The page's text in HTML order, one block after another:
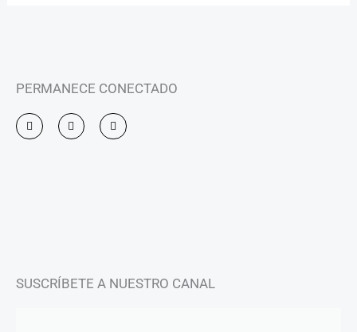
PERMANECE CONECTADO
I
n
s
F
a
c
Y
o
u
SUSCRÍBETE A NUESTRO CANAL